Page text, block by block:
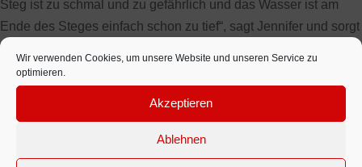
Wir verwenden Cookies, um unsere Website und unseren Service zu
optimieren.
Akzeptieren
Ablehnen
Steg ist zu schmal und zu gefährlich und das Wasser ist am
Ende des Steges einfach schon zu tief“, sagt Jennifer und sorgt
sich dabei nicht nur um kleine Hunde, sondern auch um Kinder,
für die das Terrain genauso gefährlich ist.
Hundestrand am Brodtner Steilufer